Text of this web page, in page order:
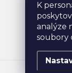
K
analýze
soubory